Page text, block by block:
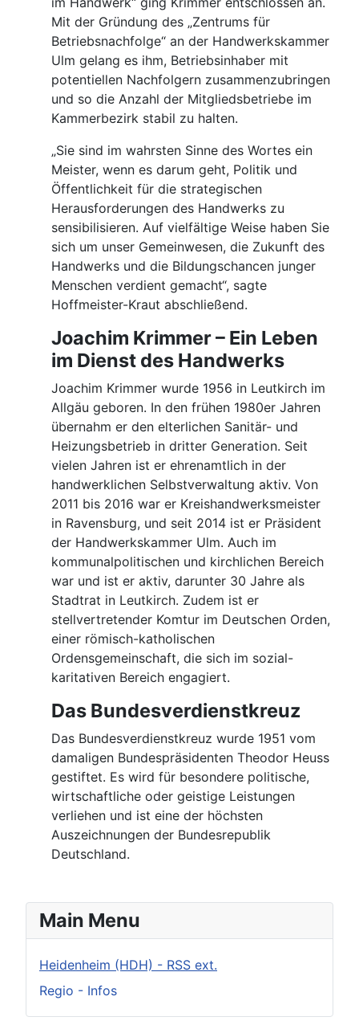
Mit der Gründung des „Zentrums für
Betriebsnachfolge“ an der Handwerkskammer
Ulm gelang es ihm, Betriebsinhaber mit
potentiellen Nachfolgern zusammenzubringen
und so die Anzahl der Mitgliedsbetriebe im
Kammerbezirk stabil zu halten.
„Sie sind im wahrsten Sinne des Wortes ein
Meister, wenn es darum geht, Politik und
Öffentlichkeit für die strategischen
Herausforderungen des Handwerks zu
sensibilisieren. Auf vielfältige Weise haben Sie
sich um unser Gemeinwesen, die Zukunft des
Handwerks und die Bildungschancen junger
Menschen verdient gemacht“, sagte
Hoffmeister-Kraut abschließend.
Joachim Krimmer – Ein Leben
im Dienst des Handwerks
Joachim Krimmer wurde 1956 in Leutkirch im
Allgäu geboren. In den frühen 1980er Jahren
übernahm er den elterlichen Sanitär- und
Heizungsbetrieb in dritter Generation. Seit
vielen Jahren ist er ehrenamtlich in der
handwerklichen Selbstverwaltung aktiv. Von
2011 bis 2016 war er Kreishandwerksmeister
in Ravensburg, und seit 2014 ist er Präsident
der Handwerkskammer Ulm. Auch im
kommunalpolitischen und kirchlichen Bereich
war und ist er aktiv, darunter 30 Jahre als
Stadtrat in Leutkirch. Zudem ist er
stellvertretender Komtur im Deutschen Orden,
einer römisch-katholischen
Ordensgemeinschaft, die sich im sozial-
karitativen Bereich engagiert.
Das Bundesverdienstkreuz
Das Bundesverdienstkreuz wurde 1951 vom
damaligen Bundespräsidenten Theodor Heuss
gestiftet. Es wird für besondere politische,
wirtschaftliche oder geistige Leistungen
verliehen und ist eine der höchsten
Auszeichnungen der Bundesrepublik
Deutschland.
Main Menu
Heidenheim (HDH) - RSS ext.
Regio - Infos